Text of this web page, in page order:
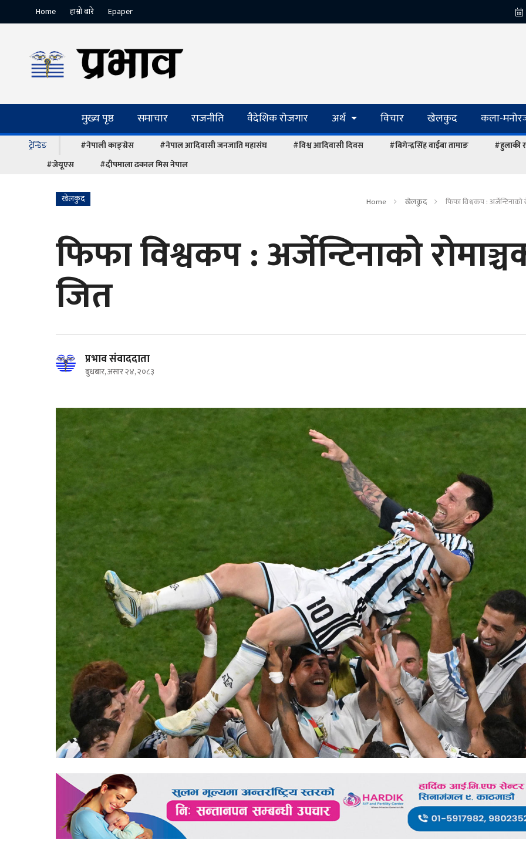
Home हाम्रो बारे Epaper
मुख्य पृष्ठ समाचार राजनीति वैदेशिक रोजगार अर्थ विचार खेलकुद कला-
ट्रेन्डिङ #नेपाली काङ्ग्रेस #नेपाल आदिवासी जनजाति महासंघ #विश्व आदिवासी दिवस #बिगेन्द्रसिंह वाईबा तामाङ
#हुलाकी
#जेयूएस
#दीपमाला ढकाल मिस नेपाल
खेलकुद Home खेलकुद फिफा विश्वकप : अर्जेन्टिनाको
फिफा विश्वकप : अर्जेन्टिनाको
जित
प्रभाव संवाददाता
बुधबार, असार २४, २०८३